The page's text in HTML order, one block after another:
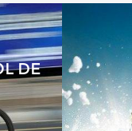
DE